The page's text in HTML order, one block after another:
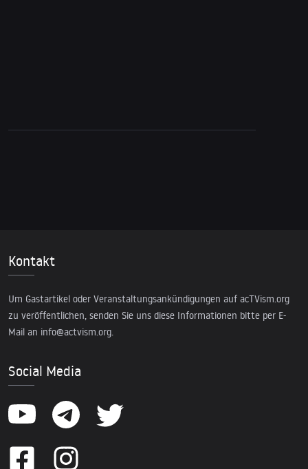
Kontakt
Um Gastartikel oder Veranstaltungsankündigungen auf acTVism.org
zu veröffentlichen, senden Sie uns diese Informationen bitte per E-
Mail an info@actvism.org
Social Media